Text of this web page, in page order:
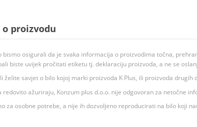
proizvodu
bismo osigurali da je svaka informacija o proizvodima točna,
biste uvijek pročitati etiketu tj. deklaraciju proizvoda, a ne se
želite savjet o bilo kojoj marki proizvoda K Plus, ili proizvoda
ažuriraju, Konzum plus d.o.o. nije odgovoran za netočne
za osobne potrebe, a nije ih dozvoljeno reproducirati na bilo koji